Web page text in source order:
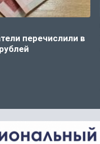
перечислили в